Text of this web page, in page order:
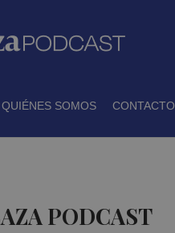
QUIÉNES SOMOS CONTACTO
PODCAST